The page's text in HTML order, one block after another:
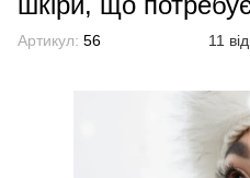
Артикул: 56 11